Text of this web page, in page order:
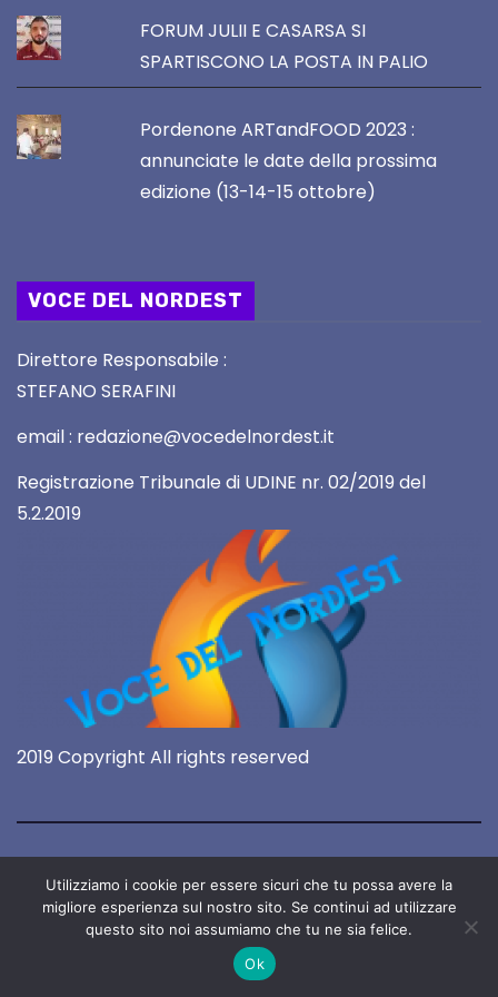
FORUM JULII E CASARSA SI
SPARTISCONO LA POSTA IN PALIO
Pordenone ARTandFOOD 2023 :
annunciate le date della prossima
edizione (13-14-15 ottobre)
VOCE DEL NORDEST
Direttore Responsabile :
STEFANO SERAFINI
email : redazione@vocedelnordest.it
Registrazione Tribunale di UDINE nr. 02/2019 del
5.2.2019
2019 Copyright All rights reserved
Utilizziamo i cookie per essere sicuri che tu possa avere la
migliore esperienza sul nostro sito. Se continui ad utilizzare
questo sito noi assumiamo che tu ne sia felice.
Ok